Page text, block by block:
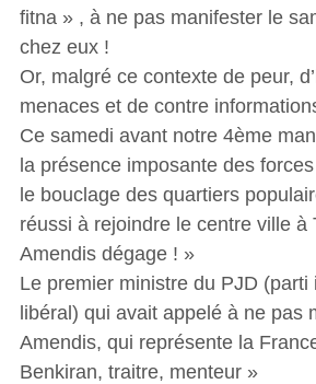
fitna » , à ne pas manifester le
chez eux !
Or, malgré ce contexte de peur,
menaces et de contre
Ce samedi avant notre 4ème
la présence imposante des
le bouclage des quartiers
réussi à rejoindre le centre ville à
Amendis dégage ! »
Le premier ministre du PJD (parti
libéral) qui avait appelé à ne pas
Amendis, qui représente la
Benkiran, traitre, menteur »